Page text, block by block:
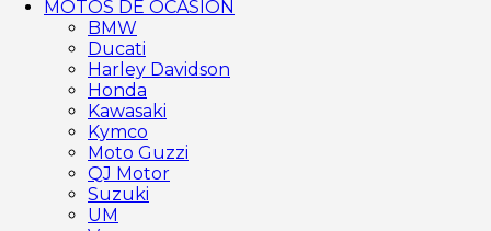
MOTOS DE OCASIÓN
BMW
Ducati
Harley Davidson
Honda
Kawasaki
Kymco
Moto Guzzi
QJ Motor
Suzuki
UM